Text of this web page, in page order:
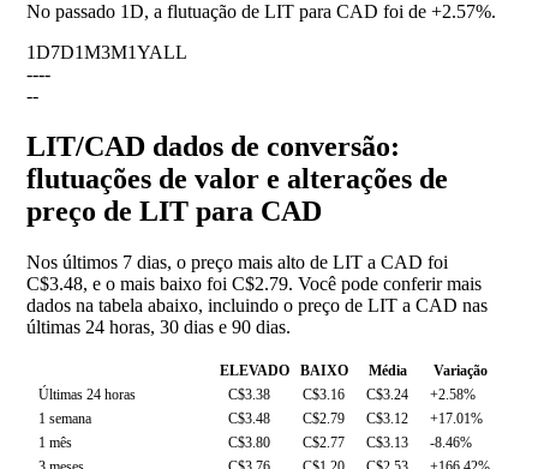
No passado 1D, a flutuação de LIT para CAD foi de +2.57%.
1D7D1M3M1YALL
----
--
LIT/CAD dados de conversão:
flutuações de valor e alterações de
preço de LIT para CAD
Nos últimos 7 dias, o preço mais alto de LIT a CAD foi
C$3.48, e o mais baixo foi C$2.79. Você pode conferir mais
dados na tabela abaixo, incluindo o preço de LIT a CAD nas
últimas 24 horas, 30 dias e 90 dias.
ELEVADO BAIXO Média
Variação
Últimas 24 horas
C$3.38 C$3.16 C$3.24
+2.58%
1 semana
C$3.48 C$2.79 C$3.12
+17.01%
1 mês
C$3.80 C$2.77 C$3.13
-8.46%